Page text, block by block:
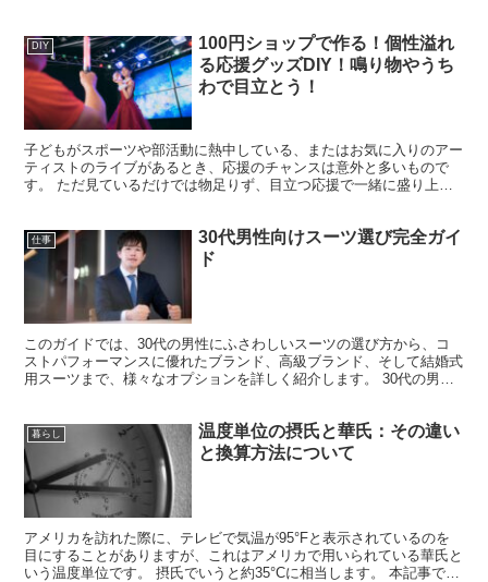
DIY
100円ショップで作る！個性溢れ
る応援グッズDIY！鳴り物やうち
わで目立とう！
子どもがスポーツや部活動に熱中している、またはお気に入りのアー
ティストのライブがあるとき、応援のチャンスは意外と多いもので
す。 ただ見ているだけでは物足りず、目立つ応援で一緒に盛り上が
仕事
30代男性向けスーツ選び完全ガイ
ド
このガイドでは、30代の男性にふさわしいスーツの選び方から、コ
ストパフォーマンスに優れたブランド、高級ブランド、そして結婚式
用スーツまで、様々なオプションを詳しく紹介します。 30代の男性
暮らし
温度単位の摂氏と華氏：その違い
と換算方法について
アメリカを訪れた際に、テレビで気温が95°Fと表示されているのを
目にすることがありますが、これはアメリカで用いられている華氏と
いう温度単位です。 摂氏でいうと約35°Cに相当します。 本記事で